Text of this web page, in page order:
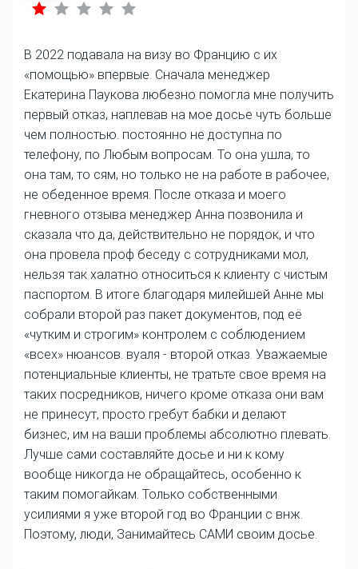
В 2022 подавала на визу во Францию с их
«помощью» впервые. Сначала менеджер
Екатерина Паукова любезно помогла мне получить
первый отказ, наплевав на мое досье чуть больше
чем полностью. постоянно не доступна по
телефону, по Любым вопросам. То она ушла, то
она там, то сям, но только не на работе в рабочее,
не обеденное время. После отказа и моего
гневного отзыва менеджер Анна позвонила и
сказала что да, действительно не порядок, и что
она провела проф беседу с сотрудниками мол,
нельзя так халатно относиться к клиенту с чистым
паспортом. В итоге благодаря милейшей Анне мы
собрали второй раз пакет документов, под её
«чутким и строгим» контролем с соблюдением
«всех» нюансов. вуаля - второй отказ. Уважаемые
потенциальные клиенты, не тратьте свое время на
таких посредников, ничего кроме отказа они вам
не принесут, просто гребут бабки и делают
бизнес, им на ваши проблемы абсолютно плевать.
Лучше сами составляйте досье и ни к кому
вообще никогда не обращайтесь, особенно к
таким помогайкам. Только собственными
усилиями я уже второй год во Франции с внж.
Поэтому, люди, Занимайтесь САМИ своим досье.